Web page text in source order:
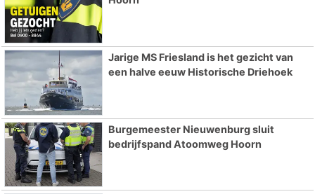
Jarige MS Friesland is het gezicht van
een halve eeuw Historische Driehoek
Burgemeester Nieuwenburg sluit
bedrijfspand Atoomweg Hoorn